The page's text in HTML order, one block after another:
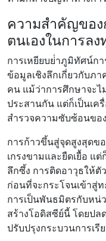
ความสําคัญของ
ตนเองในการล
การเหยียบย่ําภูมิทัศน์ก
ข้อมูลเชิงลึกเกี่ยวกับภ
คน แม้ว่าการศึกษาจะ
ประสานกัน แต่ก็เป็นเค
สํารวจความซับซ้อนข
การก้าวขึ้นสู่จุดสูงสุดข
เกรงขามและยืดเยื้อ แ
ลึกซึ้ง การติดอาวุธให้ตั
ก่อนที่จะกระโจนเข้าสู่
การเป็นพันธมิตรกับหน่
สร้างโอดิสซีย์นี้ โดยป
ปรับปรุงกระบวนการเรี